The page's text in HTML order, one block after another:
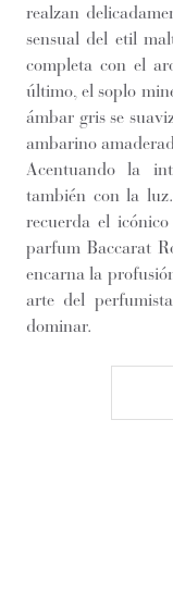
realzan
sensual del etil
completa con el
último, el soplo
ámbar gris se
ambarino
Acentuando la
también con la
recuerda el
parfum Baccarat
encarna la
arte del
dominar.